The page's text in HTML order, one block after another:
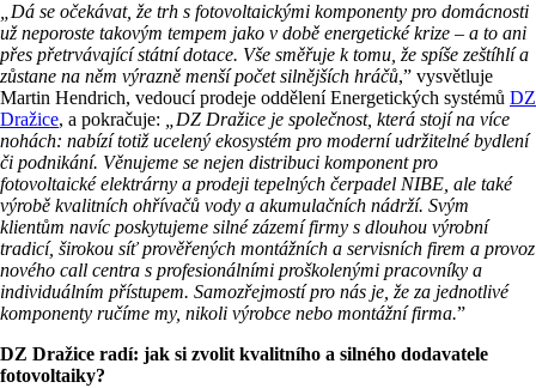
„Dá se očekávat, že trh s fotovoltaickými komponenty pro domácnosti
už neporoste takovým tempem jako v době energetické krize – a to ani
přes přetrvávající státní dotace. Vše směřuje k tomu, že spíše zeštíhlí a
zůstane na něm výrazně menší počet silnějších hráčů,” vysvětluje
Martin Hendrich, vedoucí prodeje oddělení Energetických systémů DZ
Dražice, a pokračuje:
„DZ Dražice je společnost, která stojí na více
nohách: nabízí totiž ucelený ekosystém pro moderní udržitelné bydlení
či podnikání. Věnujeme se nejen distribuci komponent pro
fotovoltaické elektrárny a prodeji tepelných čerpadel NIBE, ale také
výrobě kvalitních ohřívačů vody a akumulačních nádrží. Svým
klientům navíc poskytujeme silné zázemí firmy s dlouhou výrobní
tradicí, širokou síť prověřených montážních a servisních firem a provoz
nového call centra s profesionálními proškolenými pracovníky a
individuálním přístupem. Samozřejmostí pro nás je, že za jednotlivé
komponenty ručíme my, nikoli výrobce nebo montážní firma.”
DZ Dražice radí: jak si zvolit kvalitního a silného dodavatele
fotovoltaiky?